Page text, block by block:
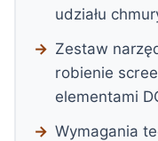
udziału
Zestaw
robienie
elementami
Wymagania